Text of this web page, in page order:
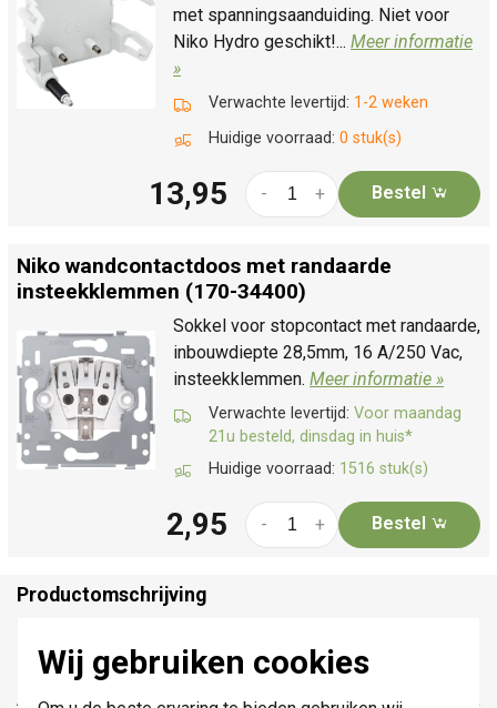
Wij gebruiken cookies
met spanningsaanduiding. Niet voor
Niko Hydro geschikt!... Meer informatie
»
Verwachte levertijd: 1-2 weken
Huidige voorraad: 0 stuk(s)
13,95 +
- Bestel
Niko wandcontactdoos met randaarde
insteekklemmen (170-34400)
Sokkel voor stopcontact met randaarde,
inbouwdiepte 28,5mm, 16 A/250 Vac,
insteekklemmen. Meer informatie »
Verwachte levertijd: Voor maandag
21u besteld, dinsdag in huis*
Huidige voorraad: 1516 stuk(s)
2,95 +
- Bestel
Productomschrijving
Niko 161-66908 datasheet
Afwerkingsset voor wandcontactdoos met randaarde,